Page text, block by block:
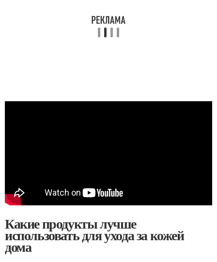
Какие продукты лучше
использовать для ухода за кожей
дома